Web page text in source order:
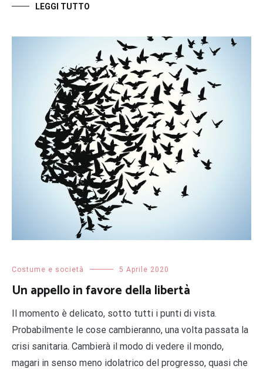
LEGGI TUTTO
Costume e società 5 Aprile 2020
Un appello in favore della libertà
Il momento è delicato, sotto tutti i punti di vista.
Probabilmente le cose cambieranno, una volta passata la
crisi sanitaria. Cambierà il modo di vedere il mondo,
magari in senso meno idolatrico del progresso, quasi che